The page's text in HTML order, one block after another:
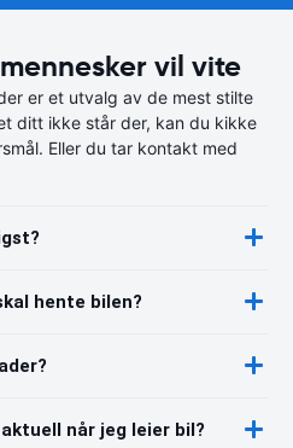
vil vite
er et utvalg av de mest stilte
ditt ikke står der, kan du kikke
Eller du tar kontakt med
hente bilen?
når jeg leier bil?